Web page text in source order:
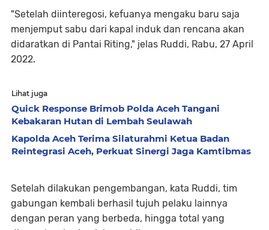
"Setelah diinteregosi, kefuanya mengaku baru saja
menjemput sabu dari kapal induk dan rencana akan
didaratkan di Pantai Riting," jelas Ruddi, Rabu, 27 April
2022.
Lihat juga
Quick Response Brimob Polda Aceh Tangani
Kebakaran Hutan di Lembah Seulawah
Kapolda Aceh Terima Silaturahmi Ketua Badan
Reintegrasi Aceh, Perkuat Sinergi Jaga Kamtibmas
Setelah dilakukan pengembangan, kata Ruddi, tim
gabungan kembali berhasil tujuh pelaku lainnya
dengan peran yang berbeda, hingga total yang